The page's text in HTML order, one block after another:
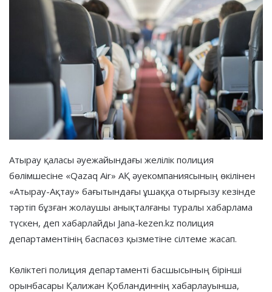
Атырау қаласы әуежайындағы желілік полиция
бөлімшесіне «Qazaq Air» АҚ әуекомпаниясының өкілінен
«Атырау-Ақтау» бағытындағы ұшаққа отырғызу кезінде
тәртіп бұзған жолаушы анықталғаны туралы хабарлама
түскен, деп хабарлайды Jana-kezen.kz полиция
департаментінің баспасөз қызметіне сілтеме жасап.
Көліктегі полиция департаменті басшысының бірінші
орынбасары Қалижан Қобландиннің хабарлауынша,